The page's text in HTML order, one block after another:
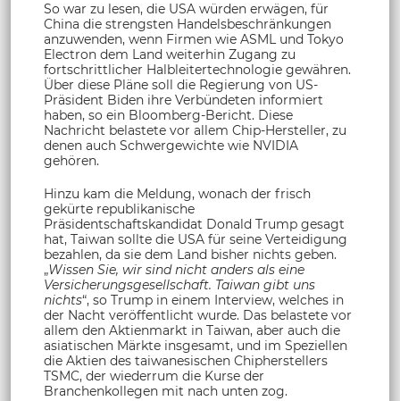
So war zu lesen, die USA würden erwägen, für
China die strengsten Handelsbeschränkungen
anzuwenden, wenn Firmen wie ASML und Tokyo
Electron dem Land weiterhin Zugang zu
fortschrittlicher Halbleitertechnologie gewähren.
Über diese Pläne soll die Regierung von US-
Präsident Biden ihre Verbündeten informiert
haben, so ein Bloomberg-Bericht. Diese
Nachricht belastete vor allem Chip-Hersteller, zu
denen auch Schwergewichte wie NVIDIA
gehören.
Hinzu kam die Meldung, wonach der frisch
gekürte republikanische
Präsidentschaftskandidat Donald Trump gesagt
hat, Taiwan sollte die USA für seine Verteidigung
bezahlen, da sie dem Land bisher nichts geben.
„Wissen Sie, wir sind nicht anders als eine
Versicherungsgesellschaft. Taiwan gibt uns
nichts“, so Trump in einem Interview, welches in
der Nacht veröffentlicht wurde. Das belastete vor
allem den Aktienmarkt in Taiwan, aber auch die
asiatischen Märkte insgesamt, und im Speziellen
die Aktien des taiwanesischen Chipherstellers
TSMC, der wiederrum die Kurse der
Branchenkollegen mit nach unten zog.